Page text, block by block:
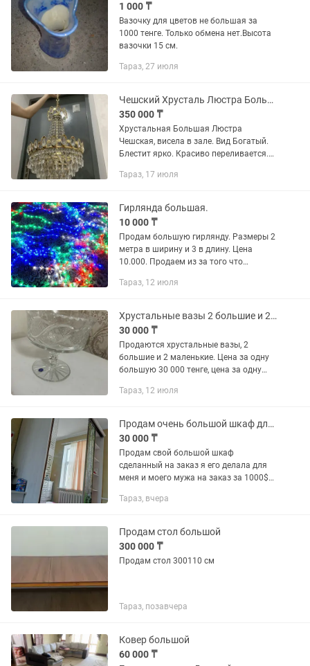
1 000 ₸
Вазочку для цветов не большая за
1000 тенге. Только обмена нет.Высота
вазочки 15 см.
Тараз, 27 июля
Чешский Хрусталь Люстра Большая
350 000 ₸
Хрустальная Большая Люстра
Чешская, висела в зале. Вид Богатый.
Блестит ярко. Красиво переливается.
Шик и Антиквариат. Цена
Тараз, 17 июля
Гирлянда большая.
10 000 ₸
Продам большую гирлянду. Размеры 2
метра в ширину и 3 в длину. Цена
10.000. Продаем из за того что
мерцает. Могу видео скинуть. Звоните.
Тараз, 12 июля
Хрустальные вазы 2 большие и 2 маленькие
30 000 ₸
Продаются хрустальные вазы, 2
большие и 2 маленькие. Цена за одну
большую 30 000 тенге, цена за одну
Тараз, 12 июля
Продам очень большой шкаф для семей
30 000 ₸
Продам свой большой шкаф
сделанный на заказ я его делала для
меня и моего мужа на заказ за 1000$
мастером на разборку этого шкафа
Тараз, вчера
Продам стол большой
300 000 ₸
Продам стол 300110 см
Тараз, позавчера
Ковер большой
60 000 ₸